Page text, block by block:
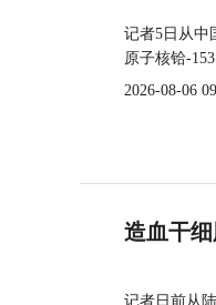
记者5日从中
原子核铪-
2026-08-06
造血干
记者日前从